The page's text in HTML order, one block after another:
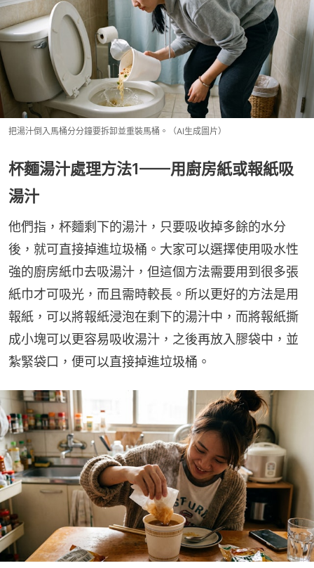
把湯汁倒入馬桶分分鐘要拆卸並重裝馬桶。（AI生成圖片）
杯麵湯汁處理方法1——用廚房紙或報紙吸
湯汁
他們指，杯麵剩下的湯汁，只要吸收掉多餘的水分
後，就可直接掉進垃圾桶。大家可以選擇使用吸水性
強的廚房紙巾去吸湯汁，但這個方法需要用到很多張
紙巾才可吸光，而且需時較長。所以更好的方法是用
報紙，可以將報紙浸泡在剩下的湯汁中，而將報紙撕
成小塊可以更容易吸收湯汁，之後再放入膠袋中，並
紮緊袋口，便可以直接掉進垃圾桶。